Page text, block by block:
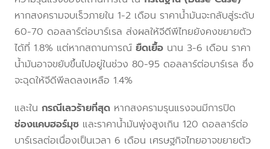
หากสงครามจบเร็วภายใน 1-2 เดือน ราคาน้ำมันจะกลับสู่ระดับ
60-70 ดอลลาร์ต่อบาร์เรล ส่งผลให้จีดีพีไทยยังคงขยายตัว
ได้ที่ 1.8% แต่หากสถานการณ์ ยืดเยื้อ นาน 3-6 เดือน ราคา
น้ำมันอาจขยับขึ้นไปอยู่ในช่วง 80-95 ดอลลาร์ต่อบาร์เรล ซึ่ง
จะฉุดให้จีดีพีลดลงเหลือ 1.4%
และใน กรณีเลวร้ายที่สุด หากสงครามรุนแรงจนมีการปิด
ช่องแคบฮอร์มุซ และราคาน้ำมันพุ่งสูงเกิน 120 ดอลลาร์ต่อ
บาร์เรลต่อเนื่องเป็นเวลา 6 เดือน เศรษฐกิจไทยอาจขยายตัว